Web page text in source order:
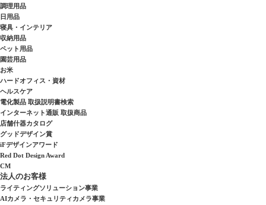
調理用品
日用品
寝具・インテリア
収納用品
ペット用品
園芸用品
お米
ハードオフィス・資材
ヘルスケア
電化製品 取扱説明書検索
インターネット通販 取扱商品
店舗什器カタログ
グッドデザイン賞
iFデザインアワード
Red Dot Design Award
CM
法人のお客様
ライティングソリューション事業
AIカメラ・セキュリティカメラ事業